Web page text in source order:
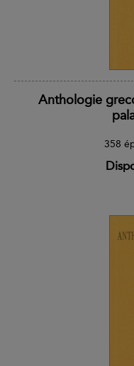
Anthologie
358